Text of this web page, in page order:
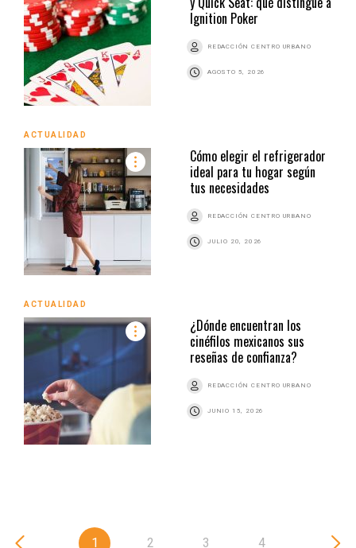
Ignition Poker
REDACCIÓN CENTRO URBANO
AGOSTO 5, 2026
ACTUALIDAD
Cómo elegir el refrigerador
ideal para tu hogar según
tus necesidades
REDACCIÓN CENTRO URBANO
JULIO 20, 2026
ACTUALIDAD
¿Dónde encuentran los
cinéfilos mexicanos sus
reseñas de confianza?
REDACCIÓN CENTRO URBANO
JUNIO 15, 2026
1 2 3 4